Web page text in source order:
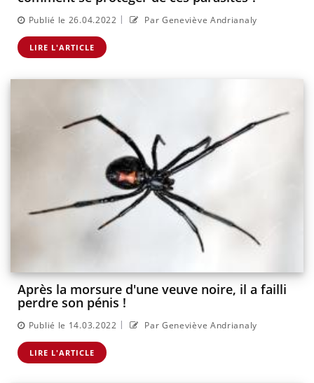
Publié le 26.04.2022 | Par Geneviève Andrianaly
LIRE L'ARTICLE
Après la morsure d'une veuve noire, il a failli
perdre son pénis !
Publié le 14.03.2022 | Par Geneviève Andrianaly
LIRE L'ARTICLE